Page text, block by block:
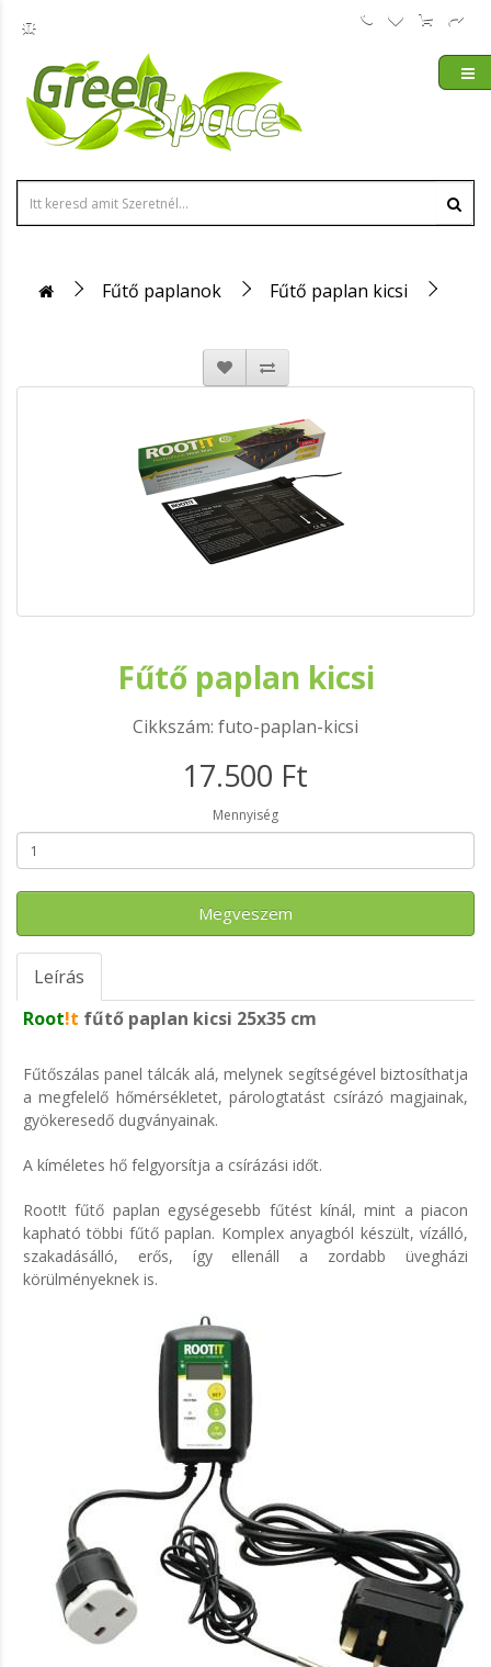
Fűtő paplanok Fűtő paplan kicsi
Fűtő paplan kicsi
Cikkszám: futo-paplan-kicsi
17.500 Ft
Mennyiség
Megveszem
Leírás
Root!t fűtő paplan kicsi 25x35 cm
Fűtőszálas panel tálcák alá, melynek segítségével biztosíthatja
a megfelelő hőmérsékletet, párologtatást csírázó magjainak,
gyökeresedő dugványainak.
A kíméletes hő felgyorsítja a csírázási időt.
Root!t fűtő paplan egységesebb fűtést kínál, mint a piacon
kapható többi fűtő paplan. Komplex anyagból készült, vízálló,
szakadásálló, erős, így ellenáll a zordabb üvegházi
körülményeknek is.